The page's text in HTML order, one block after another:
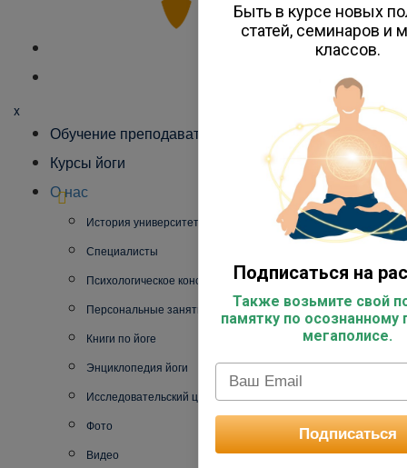
x
Обучение преподавателей йоги
Курсы йоги
О нас
История университета
Специалисты
Психологическое консультирование
Персональные занятия йогой
Книги по йоге
Энциклопедия йоги
Исследовательский центр
Фото
Видео
Быть в курсе новых
статей, семинаров и
классов.
Подписаться на
Также возьмите свой
памятку по осознанному
мегаполисе.
Подписаться